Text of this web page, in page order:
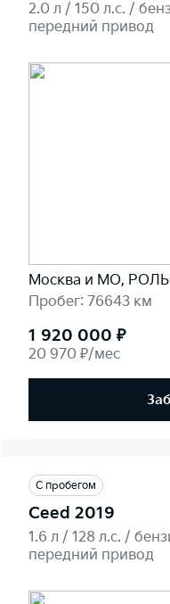
2.0 л / 150 л.c. /
передний привод
Москва и МО,
Пробег: 76643 км
1 920 000 ₽
20 970 ₽/мес
С пробегом
Ceed 2019
1.6 л / 128 л.c. /
передний привод